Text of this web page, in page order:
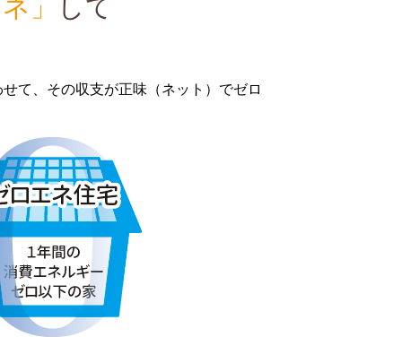
」 して
て、その収支が正味（ネット）でゼロ